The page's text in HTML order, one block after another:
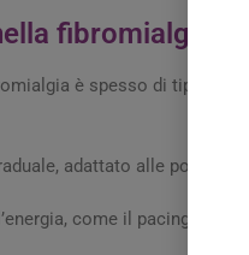
fibromialgia
è spesso di tipo
adattato alle
come il pacing;